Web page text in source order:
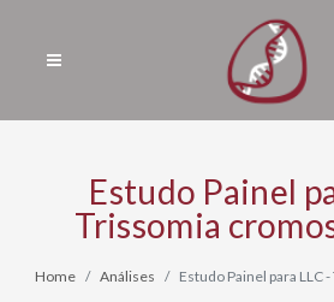
Estudo Painel
Trissomia
Home Análises Estudo Painel para LLC